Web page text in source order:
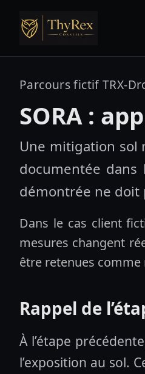
Parcours fictif TRX-
SORA :
Une mitigation sol
documentée dans
démontrée ne doit
Dans le cas client
mesures changent
être retenues
Rappel de
À l’étape
l’exposition au sol.